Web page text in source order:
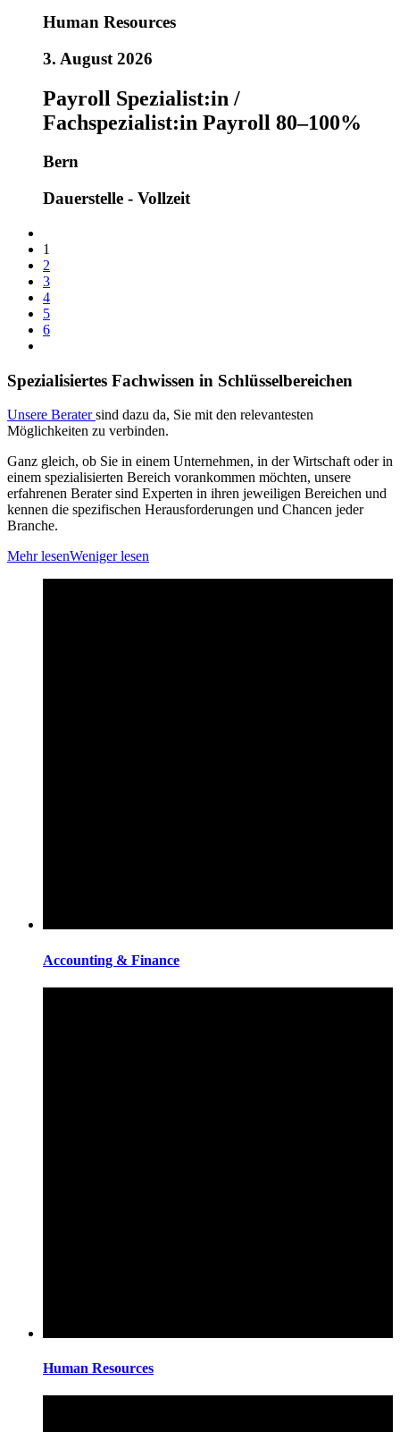
Human Resources
3. August 2026
Payroll Spezialist:in /
Fachspezialist:in Payroll 80–100%
Bern
Dauerstelle - Vollzeit
1
2
3
4
5
6
Spezialisiertes Fachwissen in Schlüsselbereichen
Unsere Beratersind dazu da, Sie mit den relevantesten
Möglichkeiten zu verbinden.
Ganz gleich, ob Sie in einem Unternehmen, in der Wirtschaft oder in
einem spezialisierten Bereich vorankommen möchten, unsere
erfahrenen Berater sind Experten in ihren jeweiligen Bereichen und
kennen die spezifischen Herausforderungen und Chancen jeder
Branche.
Mehr lesenWeniger lesen
Accounting & Finance
Human Resources